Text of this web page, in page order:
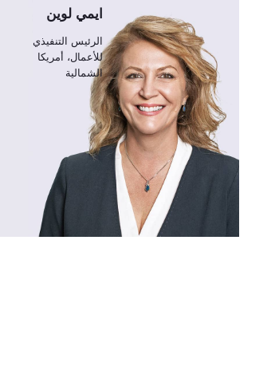
ايمي لوين
الرئيس التنفيذي
للأعمال، أمريكا
الشمالية